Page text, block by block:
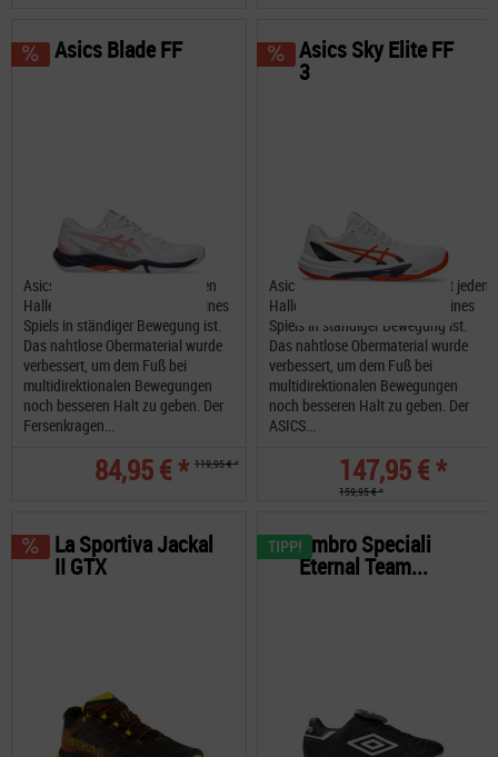
Asics Blade FF unterstützt jeden
Hallensportler, der während seines
Spiels in ständiger Bewegung ist.
Das nahtlose Obermaterial wurde
verbessert, um dem Fuß bei
multidirektionalen Bewegungen
noch besseren Halt zu geben. Der
Fersenkragen...
84,95 € * 119,95 € *
Asics Blade FF
Asics Sky Elite FF 3 unterstützt jeden
Hallensportler, der während seines
Spiels in ständiger Bewegung ist.
Das nahtlose Obermaterial wurde
verbessert, um dem Fuß bei
multidirektionalen Bewegungen
noch besseren Halt zu geben. Der
ASICS...
147,95 € *
159,95 € *
Asics Sky Elite FF
3
La Sportiva Jackal
II GTX
TIPP!Umbro Speciali
Eternal Team...